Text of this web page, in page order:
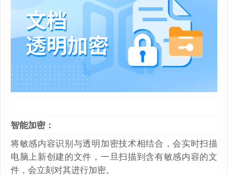
智能加密：
将敏感内容识别与透明加密技术相结合，会实时扫描
电脑上新创建的文件，一旦扫描到含有敏感内容的文
件，会立刻对其进行加密。